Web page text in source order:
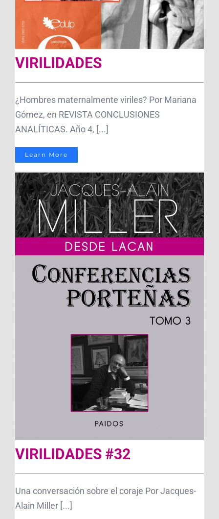
VIRILIDADES
¿Hombres maternalmente viriles? Por Mariana
Gómez, en REVISTA CONCLUSIONES
ANALÍTICAS. Año 4, [...]
Learn More
VIRILIDADES #32
Una conversación sobre el coraje Por Jacques-
Alain Miller [...]